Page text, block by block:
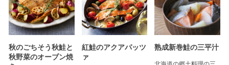
秋のごちそう秋鮭と
秋野菜のオーブン焼
紅鮭のアクアパッツ
ァ
熟成新巻鮭の三平汁